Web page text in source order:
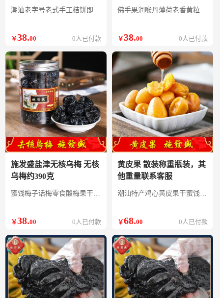
潮汕老字号老式手工桔饼即食反砂橘饼小金桔干冻干蜜饯果脯咸柑橘
￥38.00 0人已付款
好润嗓潮州特产 散装称重
佛手果润喉丹薄荷老香黄粒佛手干喉宝清凉果甘香好润嗓潮州特产
￥38.00 0人已付款
施发盛盐津无核乌梅 无核
乌梅约390克
蜜饯梅子话梅零食酸梅果干熏乌梅杨梅果脯休闲
￥38.00 0人已付款
黄皮果 散装称重瓶装，其
他重量联系客服
潮汕特产鸡心黄皮果干蜜饯蜂蜜腌制无籽无核果脯潮州三宝零食陈年
￥68.00 0人已付款